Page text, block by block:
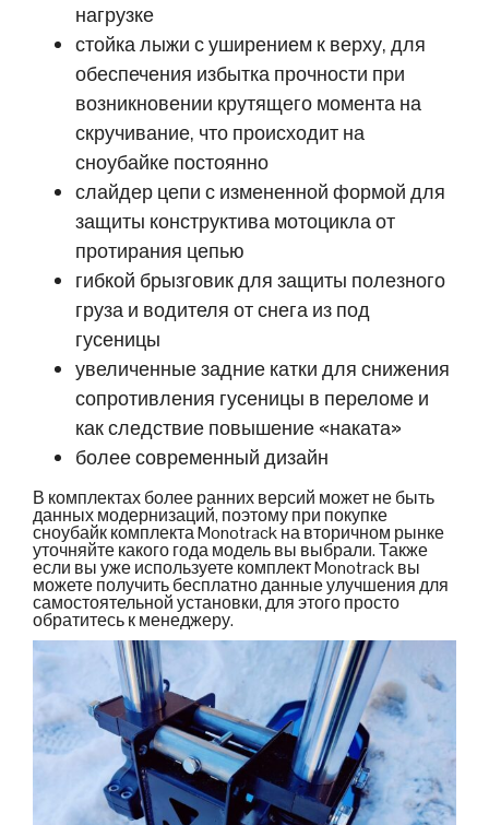
нагрузке
стойка лыжи с уширением к верху, для
обеспечения избытка прочности при
возникновении крутящего момента на
скручивание, что происходит на
сноубайке постоянно
слайдер цепи с измененной формой для
защиты конструктива мотоцикла от
протирания цепью
гибкой брызговик для защиты полезного
груза и водителя от снега из под
гусеницы
увеличенные задние катки для снижения
сопротивления гусеницы в переломе и
как следствие повышение «наката»
более современный дизайн
В комплектах более ранних версий может не быть
данных модернизаций, поэтому при покупке
сноубайк комплекта Monotrack на вторичном рынке
уточняйте какого года модель вы выбрали. Также
если вы уже используете комплект Monotrack вы
можете получить бесплатно данные улучшения для
самостоятельной установки, для этого просто
обратитесь к менеджеру.